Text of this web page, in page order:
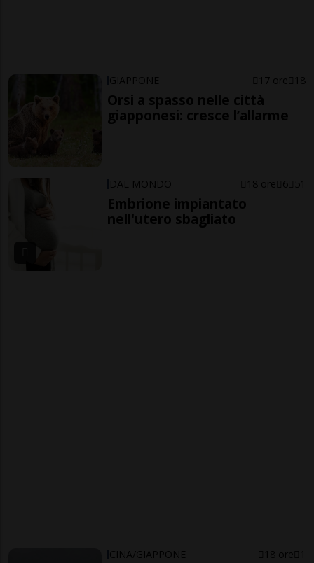
GIAPPONE 17 ore 18
Orsi a spasso nelle città
giapponesi: cresce l’allarme
DAL MONDO 18 ore 6 51
Embrione impiantato
nell'utero sbagliato
CINA/GIAPPONE 18 ore 1